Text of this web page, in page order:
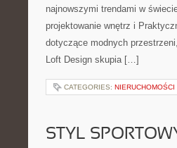
najnowszymi trendami w
projektowanie wnętrz i
dotyczące modnych
Loft Design skupia […]
CATEGORIES: NIERUCHOMOŚCI
STYL